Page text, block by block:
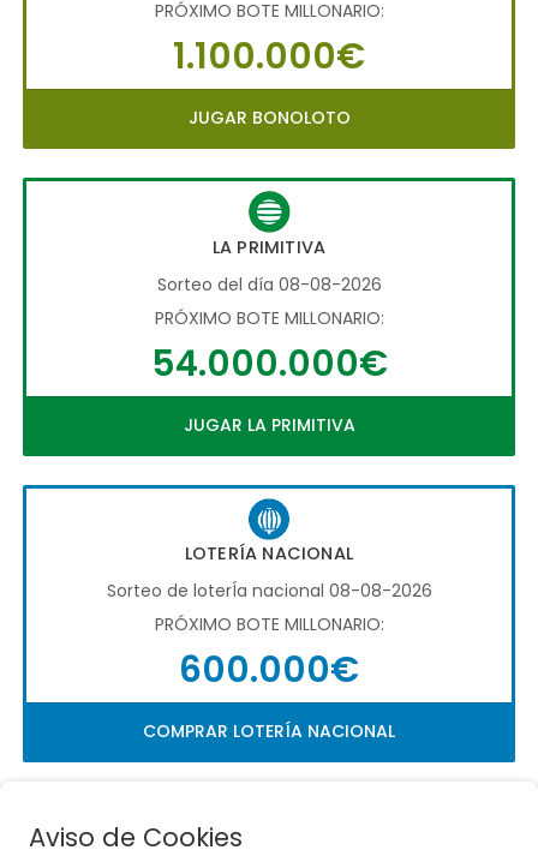
PRÓXIMO BOTE MILLONARIO:
1.100.000€
JUGAR BONOLOTO
LA PRIMITIVA
Sorteo del día 08-08-2026
PRÓXIMO BOTE MILLONARIO:
54.000.000€
JUGAR LA PRIMITIVA
LOTERÍA NACIONAL
Sorteo de loterÍa nacional 08-08-2026
PRÓXIMO BOTE MILLONARIO:
600.000€
COMPRAR LOTERÍA NACIONAL
Aviso de Cookies